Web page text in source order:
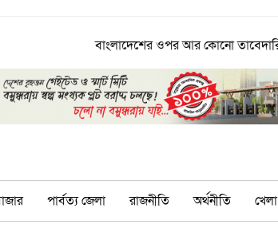
বাংলাদেশের ওপর আর কোনো তাবেদারি চলবে
পার্বত্য জেলা রাজনীতি অর্থনীতি খেলা